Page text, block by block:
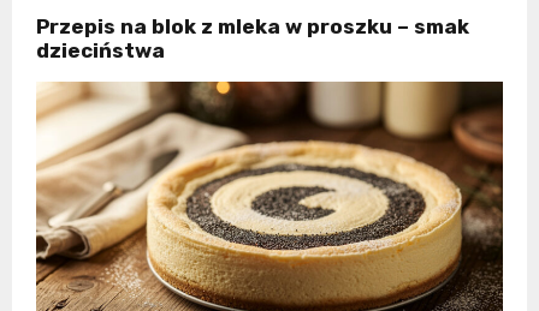
Przepis na blok z mleka w proszku – smak
dzieciństwa